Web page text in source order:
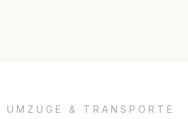
UMZÜGE & TRANSPORTE